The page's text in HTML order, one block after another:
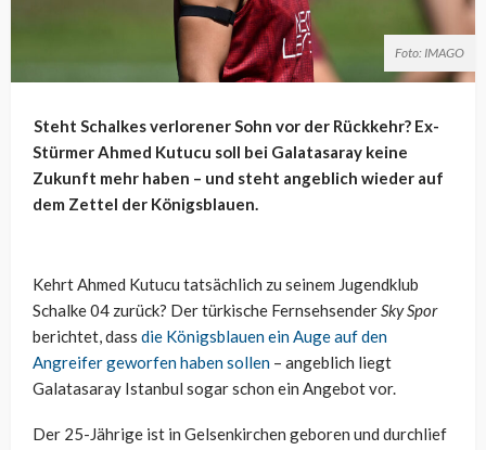
Foto: IMAGO
Steht Schalkes verlorener Sohn vor der Rückkehr? Ex-
Stürmer Ahmed Kutucu soll bei Galatasaray keine
Zukunft mehr haben – und steht angeblich wieder auf
dem Zettel der Königsblauen.
Kehrt Ahmed Kutucu tatsächlich zu seinem Jugendklub
Schalke 04 zurück? Der türkische FernsehsenderSky Spor
berichtet, dass die Königsblauen ein Auge auf den
Angreifer geworfen haben sollen – angeblich liegt
Galatasaray Istanbul sogar schon ein Angebot vor.
Der 25-Jährige ist in Gelsenkirchen geboren und durchlief